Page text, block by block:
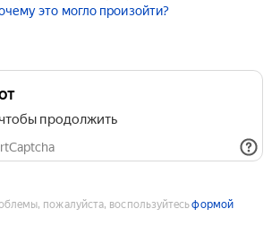
это могло произойти?
продолжить
пожалуйста, воспользуйтесьформой